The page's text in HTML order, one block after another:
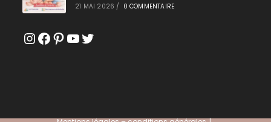
21 MAI 2026 / 0 COMMENTAIRE
Instagram
Facebook
Pinterest
YouTube
Twitter